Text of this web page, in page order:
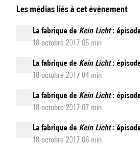
fabrique
épisode
création
Les médias liés à cet évènement
La fabrique de Kein Licht:
18 octobre 2017 05 min
La fabrique de Kein Licht:
18 octobre 2017 04 min
La fabrique de Kein Licht:
18 octobre 2017 07 min
La fabrique de Kein Licht:
18 octobre 2017 06 min